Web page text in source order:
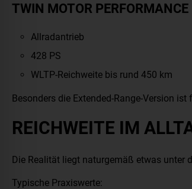
TWIN MOTOR PERFORMANCE
Allradantrieb
428 PS
WLTP-Reichweite bis rund 450 km
Besonders die Extended-Range-Version
REICHWEITE IM
Die Realität liegt naturgemäß etwas unter
Typische Praxiswerte: